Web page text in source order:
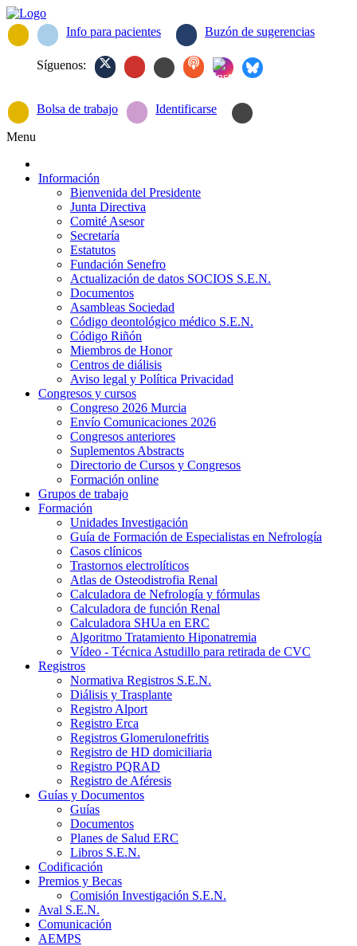
Info para pacientes Buzón de sugerencias
Síguenos:
Bolsa de trabajo Identificarse
Menu
Información
Bienvenida del Presidente
Junta Directiva
Comité Asesor
Secretaría
Estatutos
Fundación Senefro
Actualización de datos SOCIOS S.E.N.
Documentos
Asambleas Sociedad
Código deontológico médico S.E.N.
Código Riñón
Miembros de Honor
Centros de diálisis
Aviso legal y Política Privacidad
Congresos y cursos
Congreso 2026 Murcia
Envío Comunicaciones 2026
Congresos anteriores
Suplementos Abstracts
Directorio de Cursos y Congresos
Formación online
Grupos de trabajo
Formación
Unidades Investigación
Guía de Formación de Especialistas en Nefrología
Casos clínicos
Trastornos electrolíticos
Atlas de Osteodistrofia Renal
Calculadora de Nefrología y fórmulas
Calculadora de función Renal
Calculadora SHUa en ERC
Algoritmo Tratamiento Hiponatremia
Vídeo - Técnica Astudillo para retirada de CVC
Registros
Normativa Registros S.E.N.
Diálisis y Trasplante
Registro Alport
Registro Erca
Registros Glomerulonefritis
Registro de HD domiciliaria
Registro PQRAD
Registro de Aféresis
Guías y Documentos
Guías
Documentos
Planes de Salud ERC
Libros S.E.N.
Codificación
Premios y Becas
Comisión Investigación S.E.N.
Aval S.E.N.
Comunicación
AEMPS